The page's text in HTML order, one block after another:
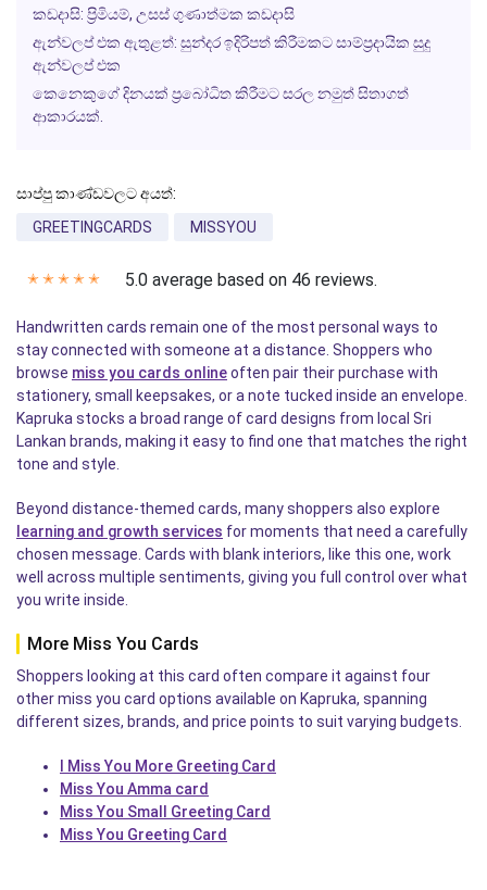
කඩදාසි: ප්‍රිමියම්, උසස් ගුණාත්මක කඩදාසි
ඇන්වලප් එක ඇතුළත්: සුන්දර ඉදිරිපත් කිරීමකට සාම්ප්‍රදායික සුදු
ඇන්වලප් එක
කෙනෙකුගේ දිනයක් ප්‍රබෝධිත කිරීමට සරල නමුත් සිතාගත්
ආකාරයක්.
සාප්පු කාණ්ඩවලට අයත්:
GREETINGCARDS
MISSYOU
✭ ✭ ✭ ✭ ✭ 5.0 average based on 46 reviews.
Handwritten cards remain one of the most personal ways to
stay connected with someone at a distance. Shoppers who
browse miss you cards onlineoften pair their purchase with
stationery, small keepsakes, or a note tucked inside an envelope.
Kapruka stocks a broad range of card designs from local Sri
Lankan brands, making it easy to find one that matches the right
tone and style.
Beyond distance-themed cards, many shoppers also explore
learning and growth services for moments that need a carefully
chosen message. Cards with blank interiors, like this one, work
well across multiple sentiments, giving you full control over what
you write inside.
More Miss You Cards
Shoppers looking at this card often compare it against four
other miss you card options available on Kapruka, spanning
different sizes, brands, and price points to suit varying budgets.
I Miss You More Greeting Card
Miss You Amma card
Miss You Small Greeting Card
Miss You Greeting Card